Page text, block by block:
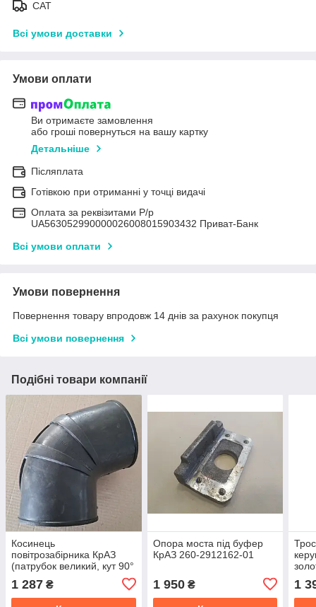
САТ
Всі умови доставки
Умови оплати
Ви отримаєте замовлення
або гроші повернуться на вашу картку
Детальніше
Післяплата
Готівкою при отриманні у точці видачі
Оплата за реквізитами Р/р
UA563052990000026008015903432 Приват-Банк
Всі умови оплати
Умови повернення
Повернення товару впродовж 14 днів за рахунок покупця
Всі умови повернення
Подібні товари компанії
Косинець
повітрозабірника КрАЗ
(патрубок великий, кут 90°
діаметр 130/130 мм) 260-
1109747
1 287 ₴
Опора моста під буфер
КрАЗ 260-2912162-01
1 950₴ 1